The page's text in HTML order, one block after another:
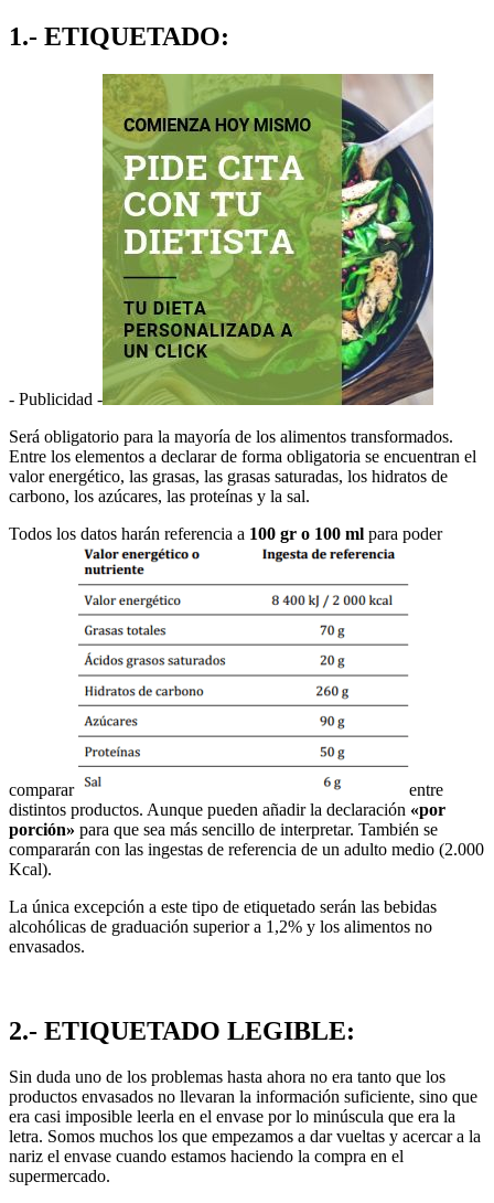
1.- ETIQUETADO:
- Publicidad -
Será obligatorio para la mayoría de los alimentos transformados.
Entre los elementos a declarar de forma obligatoria se encuentran el
valor energético, las grasas, las grasas saturadas, los hidratos de
carbono, los azúcares, las proteínas y la sal.
Todos los datos harán referencia a 100 gr o 100 ml para poder
comparar
entre
distintos productos. Aunque pueden añadir la declaración «por
porción» para que sea más sencillo de interpretar. También se
compararán con las ingestas de referencia de un adulto medio (2.000
Kcal).
La única excepción a este tipo de etiquetado serán las bebidas
alcohólicas de graduación superior a 1,2% y los alimentos no
envasados.
2.- ETIQUETADO LEGIBLE:
Sin duda uno de los problemas hasta ahora no era tanto que los
productos envasados no llevaran la información suficiente, sino que
era casi imposible leerla en el envase por lo minúscula que era la
letra. Somos muchos los que empezamos a dar vueltas y acercar a la
nariz el envase cuando estamos haciendo la compra en el
supermercado.